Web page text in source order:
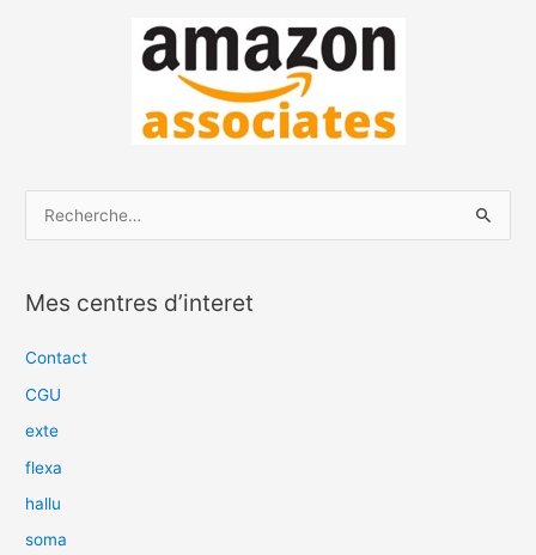
h
e
e
r
Mes centres d’interet
Contact
CGU
exte
flexa
hallu
soma